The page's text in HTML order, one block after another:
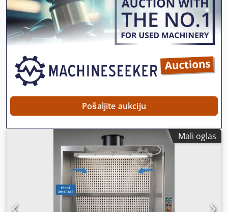
Pošaljite aukciju
Mali oglas